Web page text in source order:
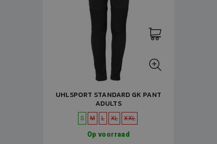
UHLSPORT STANDARD GK PANT
ADULTS
S M L XL XXL
Op voorraad